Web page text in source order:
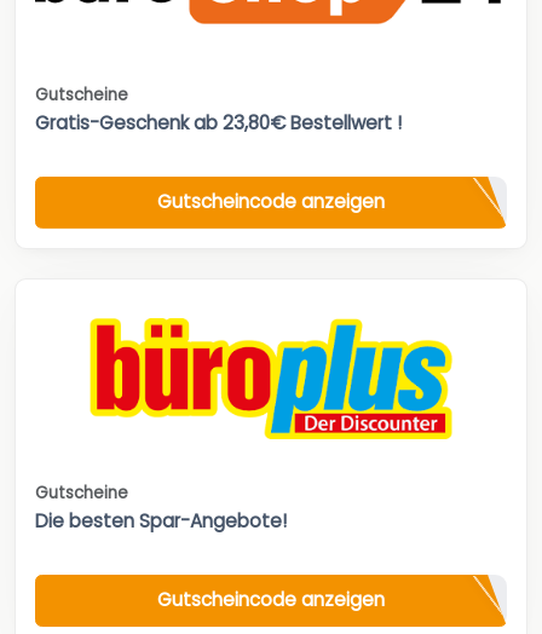
Gutscheine
Gratis-Geschenk ab 23,80€ Bestellwert !
Gutscheincode anzeigen
Gutscheine
Die besten Spar-Angebote!
Gutscheincode anzeigen